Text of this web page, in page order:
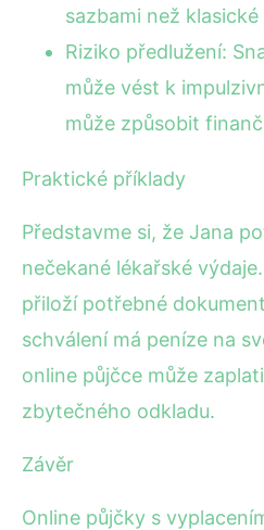
sazbami než
Riziko předlužení:
může vést k
může způsobit
Praktické příklady
Představme si, že Jana
nečekané lékařské
přiloží potřebné
schválení má peníze na
online půjčce může
zbytečného odkladu.
Závěr
Online půjčky s